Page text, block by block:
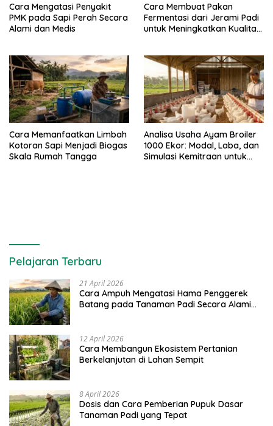
Cara Mengatasi Penyakit
PMK pada Sapi Perah Secara
Alami dan Medis
Cara Membuat Pakan
Fermentasi dari Jerami Padi
untuk Meningkatkan Kualitas
Cara Memanfaatkan Limbah
Kotoran Sapi Menjadi Biogas
Skala Rumah Tangga
Analisa Usaha Ayam Broiler
1000 Ekor: Modal, Laba, dan
Simulasi Kemitraan untuk
Pelajaran Terbaru
21 April 2026
Cara Ampuh Mengatasi Hama Penggerek
Batang pada Tanaman Padi Secara Alami
12 April 2026
Cara Membangun Ekosistem Pertanian
Berkelanjutan di Lahan Sempit
8 April 2026
Dosis dan Cara Pemberian Pupuk Dasar
Tanaman Padi yang Tepat